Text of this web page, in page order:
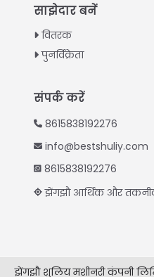
साझेदार बनें
वितरक
पुनर्विक्रेता
संपर्क करें
8615838192276
info@bestshuliy.com
8615838192276
झेंगझौ आर्थिक और
झेंगझौ शुलिय मशीनरी कंपनी
English
Korean
Vietnamese
Thai